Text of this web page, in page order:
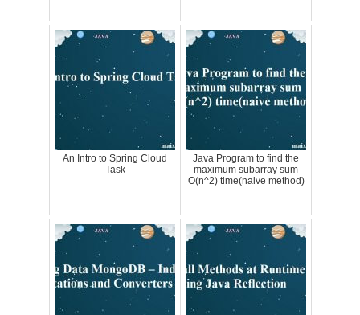
An Intro to Spring Cloud
Task
Java Program to find the
maximum subarray sum
O(n^2) time(naive method)